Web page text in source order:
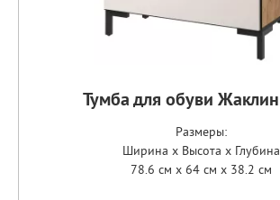
Тумба для обуви Жаклин
Размеры:
Ширина x Высота x Глубина
78.6 см x 64 см x 38.2 см